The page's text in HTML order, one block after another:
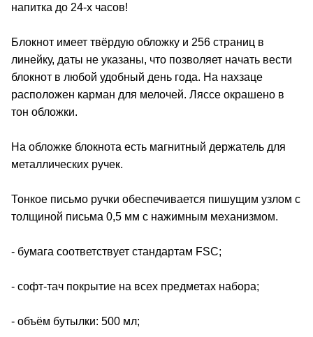
напитка до 24-х часов!
Блокнот имеет твёрдую обложку и 256 страниц в
линейку, даты не указаны, что позволяет начать вести
блокнот в любой удобный день года. На нахзаце
расположен карман для мелочей. Ляссе окрашено в
тон обложки.
На обложке блокнота есть магнитный держатель для
металлических ручек.
Тонкое письмо ручки обеспечивается пишущим узлом с
толщиной письма 0,5 мм с нажимным механизмом.
- бумага соответствует стандартам FSC;
- софт-тач покрытие на всех предметах набора;
- объём бутылки: 500 мл;